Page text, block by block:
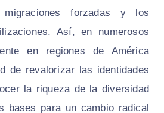
migraciones forzadas y los
Así, en numerosos
en regiones de América
de revalorizar las identidades
la riqueza de la diversidad
bases para un cambio radical